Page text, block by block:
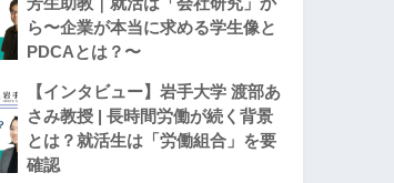
ら〜企業が本当に求める学生像と
PDCAとは？〜
【インタビュー】岩手大学 渡部あ
さみ教授 | 長時間労働が続く背景
とは？就活生は「労働組合」を要
確認